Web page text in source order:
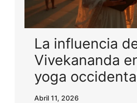
La influencia
Vivekananda
yoga
Abril 11, 2026